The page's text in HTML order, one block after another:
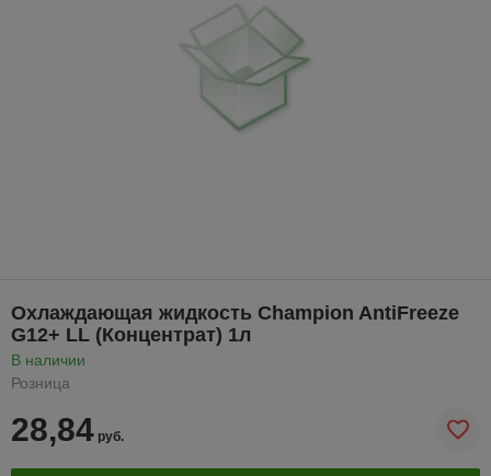
Охлаждающая жидкость Champion AntiFreeze
G12+ LL (Концентрат) 1л
В наличии
Розница
28,84 руб.